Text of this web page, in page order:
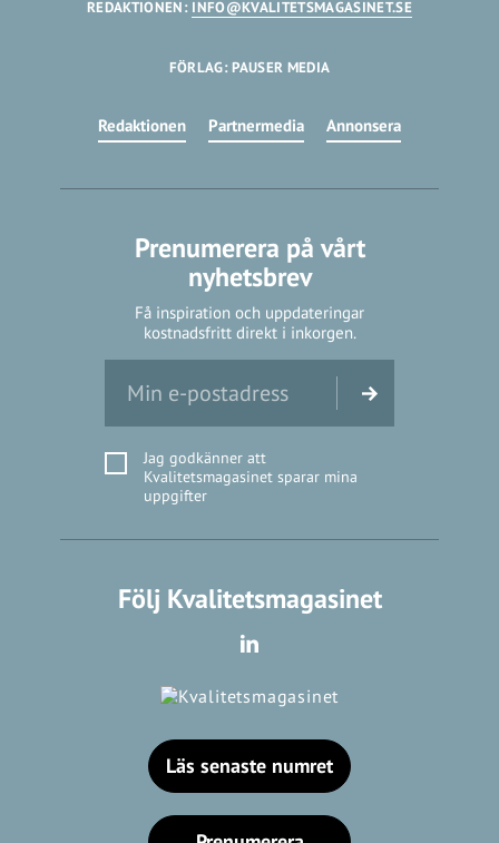
REDAKTIONEN: INFO@KVALITETSMAGASINET.SE
FÖRLAG: PAUSER MEDIA
Redaktionen Partnermedia Annonsera
Prenumerera på vårt
nyhetsbrev
Få inspiration och uppdateringar
kostnadsfritt direkt i inkorgen.
Jag godkänner att
Kvalitetsmagasinet sparar mina
uppgifter
Följ Kvalitetsmagasinet
Läs senaste numret